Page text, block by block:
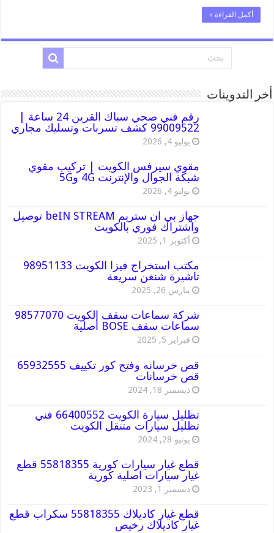
أكمل القراءة »
أخر التدوينات
رقم فني صحي سباك القرين 24 ساعة |
99009522 كشف تسربات وتسليك مجاري
يوليو 4, 2026
مقوي سيرفس الكويت | تركيب مقوي
شبكة الجوال والإنترنت 4G و5G
يوليو 4, 2026
جهاز بي ان ستريم beIN STREAM توصيل
واشتراك فوري بالكويت
أكتوبر 1, 2025
مكتب استخراج فيزا الكويت 98951133
تاشيرة شنغن سريعة
مارس 26, 2025
شركة سماعات سقف الكويت 98577070
سماعات سقف BOSE أصلية
فبراير 5, 2025
قص خرسانه وفتح كور تكييف 65932555
قص خرسانات
ديسمبر 18, 2024
تظليل سيارة الكويت 66400552 فني
تظليل سيارات متنقل الكويت
يونيو 28, 2024
قطع غيار سيارات كورية 55818355 قطع
غيار سيارات اصلية كورية
ديسمبر 1, 2023
قطع غيار كاديلاك 55818355 سكراب قطع
غيار كاديلاك رخيص